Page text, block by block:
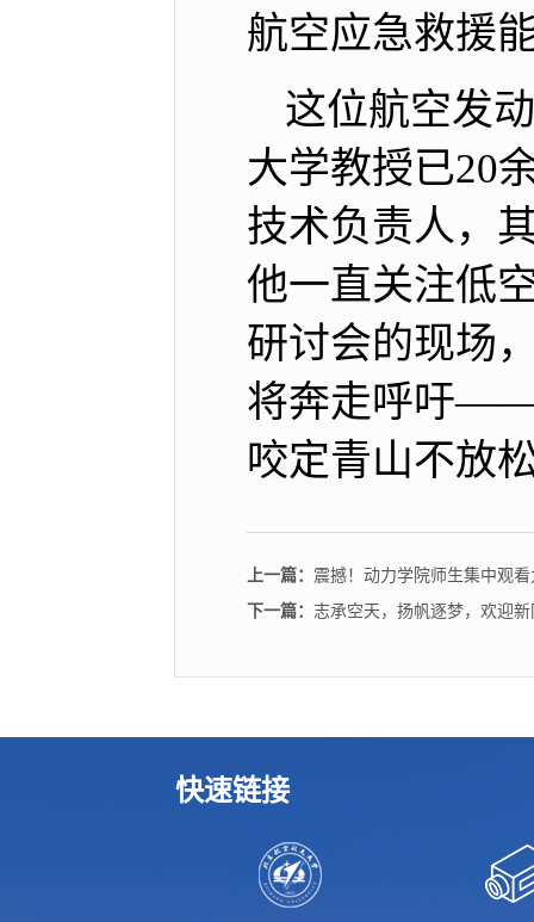
航空应急救援
这位航空发
大学教授已20
技术负责人，
他一直关注低
研讨会的现场
将奔走呼吁——
咬定青山不放
上一篇： 震撼！动力学院师生集中观
下一篇： 志承空天，扬帆逐梦，欢迎新
快速链接